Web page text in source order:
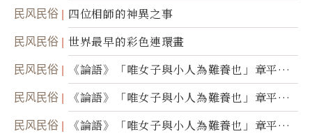
民风民俗 四位相師的神異之事
民风民俗 世界最早的彩色連環畫
民风民俗
《論語》「唯女子與小人為難養也」章平議
（三）
民风民俗
《論語》「唯女子與小人為難養也」章平議
（二）
民风民俗
《論語》「唯女子與小人為難養也」章平議